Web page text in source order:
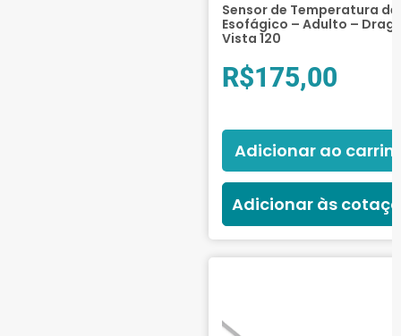
Sensor de Temperatura de
Esofágico – Adulto –
Vista 120
R$175,00
Adicionar ao
Adicionar às